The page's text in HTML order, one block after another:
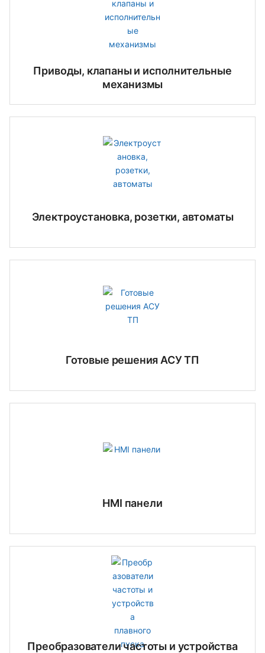
Приводы, клапаны и исполнительные
механизмы
Электроустановка, розетки, автоматы
Готовые решения АСУ ТП
HMI панели
Преобразователи частоты и устройства